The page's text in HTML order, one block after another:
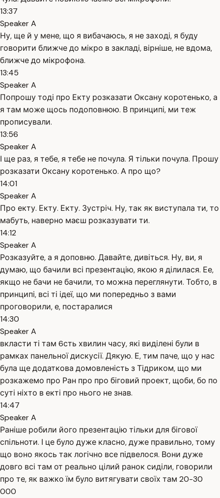
13:37
Speaker A
Ну, ще й у мене, що я вибачаюсь, я не заході, я буду
говорити ближче до мікро в закладі, вірніше, не вдома,
ближче до мікрофона.
13:45
Speaker A
Попрошу тоді про Екту розказати Оксану коротенько, а
я там може щось подоповнюю. В принципі, ми теж
прописували.
13:56
Speaker A
І ще раз, я тебе, я тебе не почула. Я тільки почула. Прошу
розказати Оксану коротенько. А про що?
14:01
Speaker A
Про екту. Екту. Екту. Зустріч. Ну, так як виступала ти, то
мабуть, наверно маєш розказувати ти.
14:12
Speaker A
Розказуйте, а я доповню. Давайте, дивіться. Ну, ви, я
думаю, що бачили всі презентацію, якою я ділилася. Ее,
якщо не бачи не бачили, то можна переглянути. Тобто, в
принципі, всі ті ідеї, що ми попередньо з вами
проговорили, е, постаралися
14:30
Speaker A
вкласти ті там 6сть хвилин часу, які виділені були в
рамках панельної дискусії. Дякую. Е, тим паче, що у нас
була ще додаткова домовленість з Тідриком, що ми
розкажемо про Ран про про біговий проект, щоби, бо по
суті ніхто в екті про нього не знав.
14:47
Speaker A
Раніше робили його презентацію тільки для бігової
спільноти. І це було дуже класно, дуже правильно, тому
що воно якось так логічно все підвелося. Вони дуже
довго всі там от реально цілий ранок сиділи, говорили
про те, як важко їм було витягувати своїх там 20-30
000